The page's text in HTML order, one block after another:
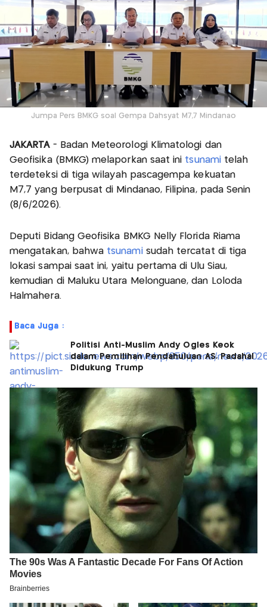
Jumpa Pers BMKG soal Gempa Dahsyat M7,7 Mindanao
JAKARTA - Badan Meteorologi Klimatologi dan
Geofisika (BMKG) melaporkan saat ini tsunami telah
terdeteksi di tiga wilayah pascagempa kekuatan
M7,7 yang berpusat di Mindanao, Filipina, pada Senin
(8/6/2026).
Deputi Bidang Geofisika BMKG Nelly Florida Riama
mengatakan, bahwa tsunami sudah tercatat di tiga
lokasi sampai saat ini, yaitu pertama di Ulu Siau,
kemudian di Maluku Utara Melonguane, dan Loloda
Halmahera.
Baca Juga :
Politisi Anti-Muslim Andy Ogles Keok
dalam Pemilihan Pendahuluan AS, Padahal
Didukung Trump